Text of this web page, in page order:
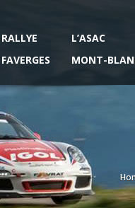
RALLYE
FAVERGES
L’ASAC
MONT-